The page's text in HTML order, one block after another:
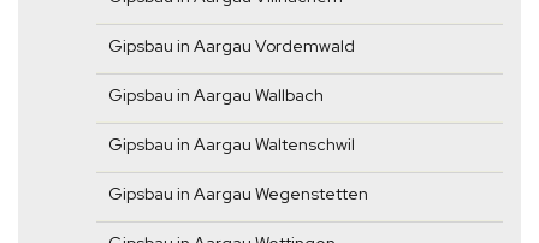
Gipsbau in Aargau Vordemwald
Gipsbau in Aargau Wallbach
Gipsbau in Aargau Waltenschwil
Gipsbau in Aargau Wegenstetten